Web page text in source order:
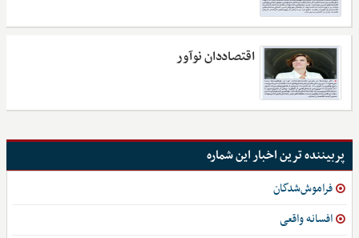
اقتصاددان نوآور
پربیننده ترین اخبار این شماره
فراموش‌شدگان
افسانه واقعی